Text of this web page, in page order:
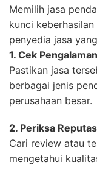
Memilih jasa
kunci
penyedia jasa
1. Cek
Pastikan jasa
berbagai jenis
perusahaan besar.
2. Periksa
Cari review atau
mengetahui